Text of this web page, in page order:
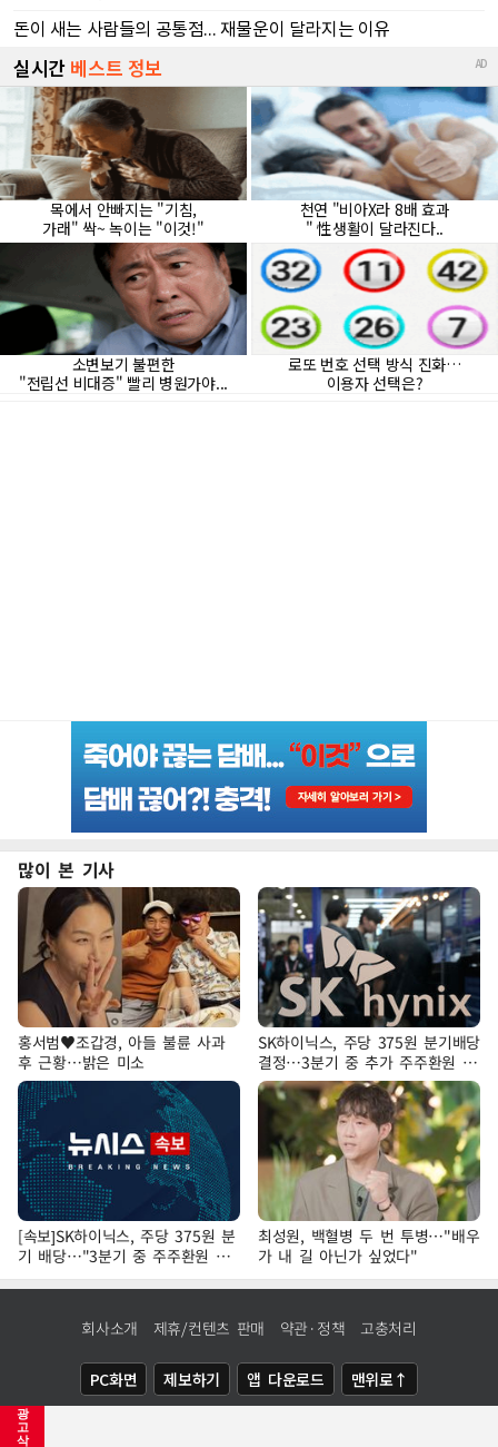
광
고
삭
많이 본 기사
홍서범♥조갑경, 아들 불륜 사과
후 근황…밝은 미소
SK하이닉스, 주당 375원 분기배당
결정…3분기 중 추가 주주환원 발
표
[속보]SK하이닉스, 주당 375원 분
기 배당…"3분기 중 주주환원 방
안 확정"
최성원, 백혈병 두 번 투병…"배우
가 내 길 아닌가 싶었다"
회사소개 제휴/컨텐츠 판매 약관·정책 고충처리
PC화면 제보하기 앱 다운로드 맨위로↑